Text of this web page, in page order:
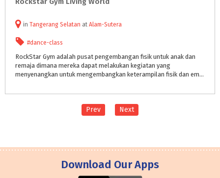
in Tangerang Selatan at Alam-Sutera
#dance-class
RockStar Gym adalah pusat pengembangan fisik untuk anak dan
remaja dimana mereka dapat melakukan kegiatan yang
menyenangkan untuk mengembangkan keterampilan fisik dan emosional dalam lingkungan yang aman dan positif.
Prev Next
Download Our Apps